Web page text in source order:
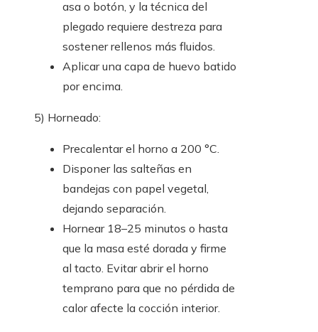
asa o botón, y la técnica del
plegado requiere destreza para
sostener rellenos más fluidos.
Aplicar una capa de huevo batido
por encima.
5) Horneado:
Precalentar el horno a 200 °C.
Disponer las salteñas en
bandejas con papel vegetal,
dejando separación.
Hornear 18–25 minutos o hasta
que la masa esté dorada y firme
al tacto. Evitar abrir el horno
temprano para que no pérdida de
calor afecte la cocción interior.